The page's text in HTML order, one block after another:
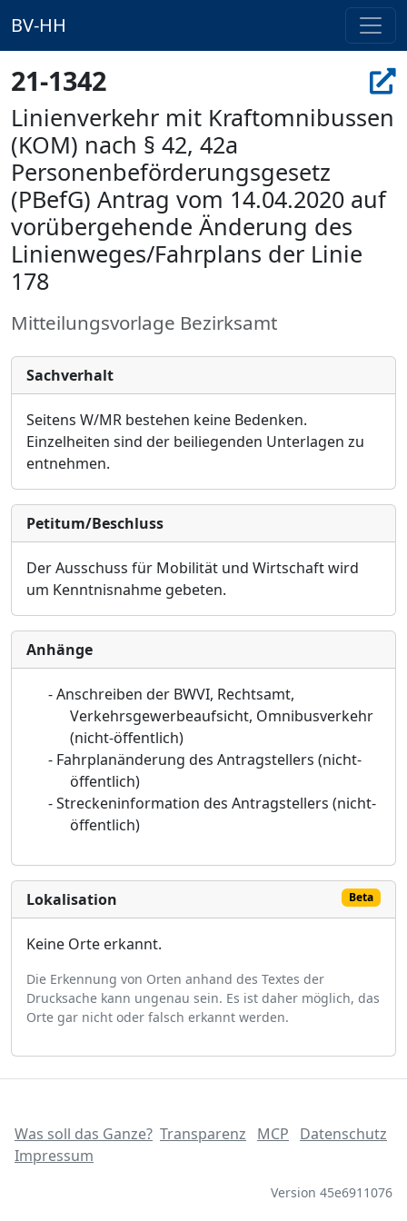
BV-HH
21-1342
Linienverkehr mit Kraftomnibussen
(KOM) nach § 42, 42a
Personenbeförderungsgesetz
(PBefG) Antrag vom 14.04.2020 auf
vorübergehende Änderung des
Linienweges/Fahrplans der Linie
178
Mitteilungsvorlage Bezirksamt
Sachverhalt
Seitens W/MR bestehen keine Bedenken.
Einzelheiten sind der beiliegenden Unterlagen zu
entnehmen.
Petitum/Beschluss
Der Ausschuss für Mobilität und Wirtschaft wird
um Kenntnisnahme gebeten.
Anhänge
-Anschreiben der BWVI, Rechtsamt,
Verkehrsgewerbeaufsicht, Omnibusverkehr
(nicht-öffentlich)
- Fahrplanänderung des Antragstellers (nicht-
öffentlich)
-Streckeninformation des Antragstellers (nicht-
öffentlich)
Lokalisation Beta
Keine Orte erkannt.
Die Erkennung von Orten anhand des Textes der
Drucksache kann ungenau sein. Es ist daher möglich, das
Orte gar nicht oder falsch erkannt werden.
Was soll das Ganze? Transparenz MCP
Datenschutz
Impressum
Version 45e6911076